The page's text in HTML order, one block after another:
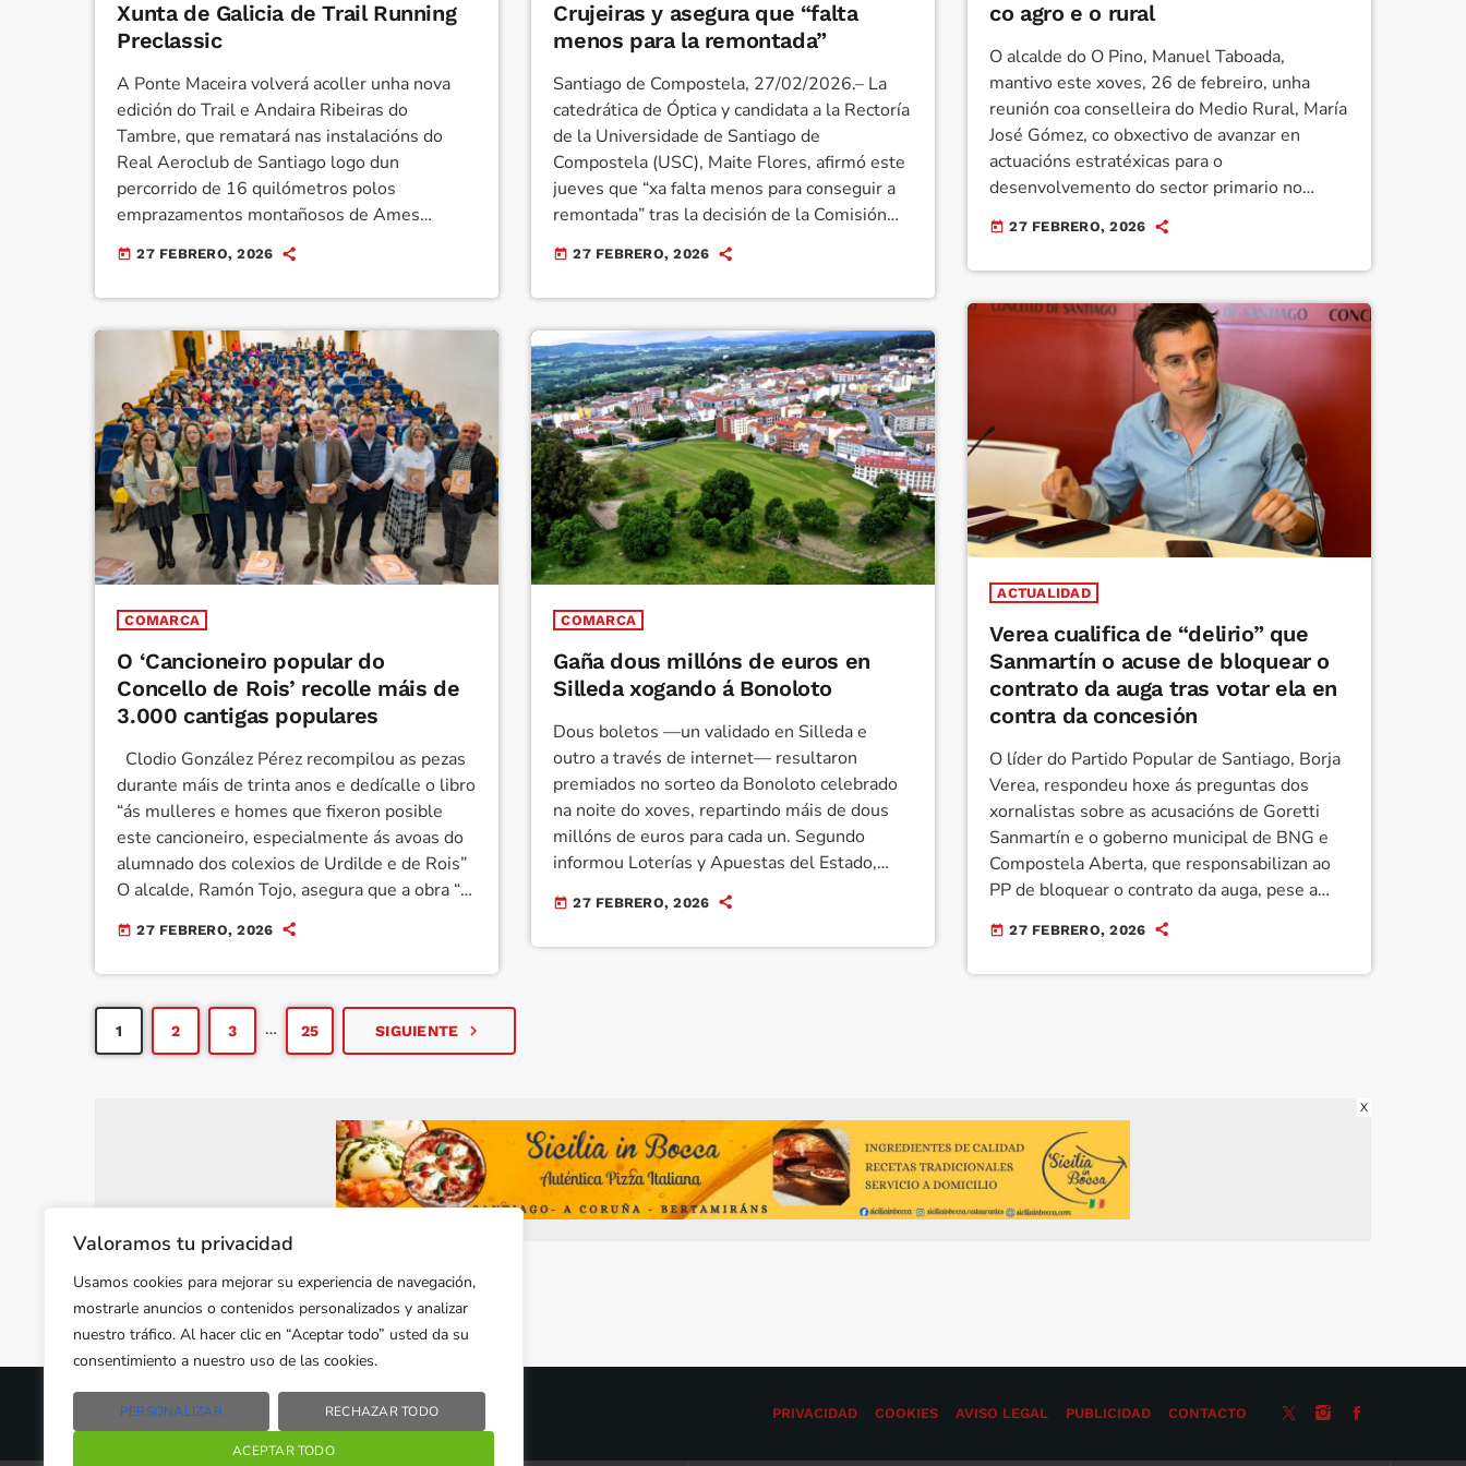
Valoramos tu privacidad
Usamos cookies para mejorar su experiencia de navegación,
mostrarle anuncios o contenidos personalizados y analizar
nuestro tráfico. Al hacer clic en “Aceptar todo” usted da su
consentimiento a nuestro uso de las cookies.
PERSONALIZAR RECHAZAR TODO
ACEPTAR TODO
Xunta de Galicia de Trail Running
Preclassic
A Ponte Maceira volverá acoller unha nova
edición do Trail e Andaira Ribeiras do
Tambre, que rematará nas instalacións do
Real Aeroclub de Santiago logo dun
percorrido de 16 quilómetros polos
emprazamentos montañosos de Ames
Haberá visibilidade polo Día da Muller tanto
nos dorsais como nunha pancarta que se
despregará o día da proba Ames, 27 de
través do departamento de Deportes,
presentou esta mañá a VII edición do Trail e
[…]
today 27 FEBRERO, 2026
Crujeiras y asegura que “falta
menos para la remontada”
Santiago de Compostela, 27/02/2026.– La
catedrática de Óptica y candidata a la Rectoría
de la Universidade de Santiago de
Compostela (USC), Maite Flores, afirmó este
jueves que “xa falta menos para conseguir a
remontada” tras la decisión de la Comisión
Electoral de admitir un error en el cálculo de
los resultados ponderados de la primera
vuelta, lo que eleva el porcentaje de voto de
Durante un acto celebrado en el Edificio
Docente Roberto […]
today 27 FEBRERO, 2026
co agro e o rural
O alcalde do O Pino, Manuel Taboada,
mantivo este xoves, 26 de febreiro, unha
reunión coa conselleira do Medio Rural, María
José Gómez, co obxectivo de avanzar en
actuacións estratéxicas para o
desenvolvemento do sector primario no
municipio. No encontro analizáronse as
necesidades específicas do agro no Pino,
facendo especial fincapé na cooperación en
concentracións parcelarias, ferramentas clave
para facilitar a ampliación das explotacións e
mellorar a súa competitividade. O rexedor
insistiu na importancia […]
today 27 FEBRERO, 2026
ACTUALIDAD
Verea cualifica de “delirio” que
Sanmartín o acuse de bloquear o
contrato da auga tras votar ela en
contra da concesión
O líder do Partido Popular de Santiago, Borja
Verea, respondeu hoxe ás preguntas dos
xornalistas sobre as acusacións de Goretti
Sanmartín e o goberno municipal de BNG e
Compostela Aberta, que responsabilizan ao
PP de bloquear o contrato da auga, pese a
que o executivo local votou en contra da
fórmula de concesión mentres os populares
optaron pola abstención. “Estamos ante un
today 27 FEBRERO, 2026
COMARCA
O ‘Cancioneiro popular do
Concello de Rois’ recolle máis de
3.000 cantigas populares
Clodio González Pérez recompilou as pezas
durante máis de trinta anos e dedícalle o libro
“ás mulleres e homes que fixeron posible
este cancioneiro, especialmente ás avoas do
alumnado dos colexios de Urdilde e de Rois”
O alcalde, Ramón Tojo, asegura que a obra “é
moito máis ca unha publicación. É memoria
viva, identidade compartida e patrimonio
colectivo que temos que preservar e
concellos teñen un cancioneiro deste volume
e que recolle variantes de […]
today 27 FEBRERO, 2026
COMARCA
Gaña dous millóns de euros en
Silleda xogando á Bonoloto
Dous boletos —un validado en Silleda e
outro a través de internet— resultaron
premiados no sorteo da Bonoloto celebrado
na noite do xoves, repartindo máis de dous
millóns de euros para cada un. Segundo
informou Loterías y Apuestas del Estado,
foron os únicos acertantes de primeira
categoría (seis números). O boleto selado en
Silleda foi validado na Administración de
today 27 FEBRERO, 2026
1 2 3 … 25 SIGUIENTE navigate_next
X
2024 © PROPIEDAD DE DEZASETE MEDIA SL- 97.7 FM PRIVACIDAD COOKIES AVISO LEGAL PUBLICIDAD CONTACTO